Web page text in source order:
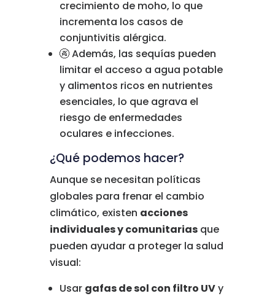
crecimiento de moho, lo que
incrementa los casos de
conjuntivitis alérgica.
🚱Además, las sequías pueden
limitar el acceso a agua potable
y alimentos ricos en nutrientes
esenciales, lo que agrava el
riesgo de enfermedades
oculares e infecciones.
¿Qué podemos hacer?
Aunque se necesitan políticas
globales para frenar el cambio
climático, existen acciones
individualesycomunitarias que
pueden ayudar a proteger la salud
visual:
Usar gafasdesol con filtro UVy